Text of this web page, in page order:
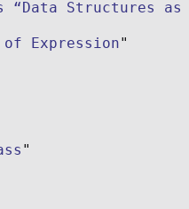
“Data Structures
Expression